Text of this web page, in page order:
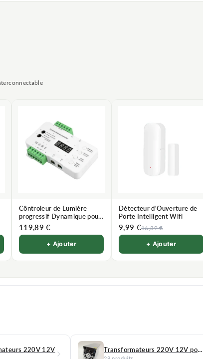
Côntroleur de Lumière
progressif Dynamique pour
Escalier
119,89 €
+ Ajouter
Détecteur d'Ouverture de
Porte Intelligent Wifi
9,99 €16,39 €
+ Ajouter
220V 12V Transformateurs 220V 12V pour Ruban LED